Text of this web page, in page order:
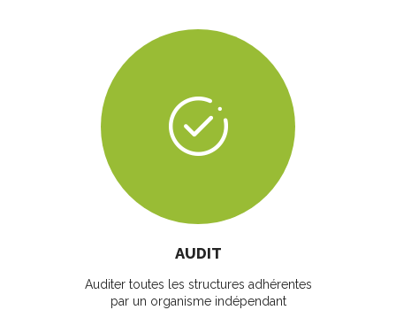
AUDIT
Auditer toutes les structures adhérentes
par un organisme indépendant